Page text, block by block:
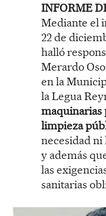
INFORME
Mediante el
22 de
halló
Merardo
en la
la Legua
maquinarias
limpieza
necesidad ni
y además
las
sanitarias